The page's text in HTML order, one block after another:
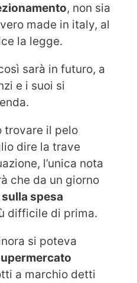
, non sia
made in italy, al
la legge.
sarà in futuro, a
e i suoi si
trovare il pelo
dire la trave
l’unica nota
che da un giorno
spesa
difficile di prima.
si poteva
a marchio detti